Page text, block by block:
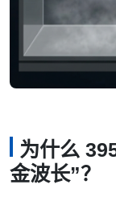
为什么
金波长”？